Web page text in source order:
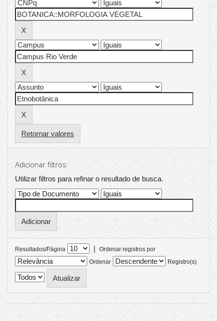
Retornar valores
Adicionar filtros:
Utilizar filtros para refinar o resultado de busca.
Resultados/Página |
Ordenar registros por
Ordenar
Registro(s)